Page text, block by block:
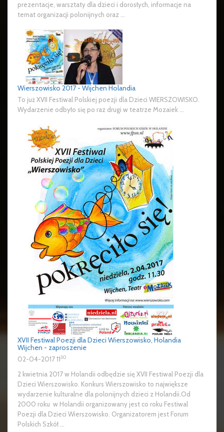
prezentacje, warsztaty dla dzieci i dorosłych, informacje na
temat organizacji polonijnych oraz ...
Wierszowisko 2017 - Wijchen Holandia
To już XVII Festiwal Polskiej poezji dla Dzieci WIERSZOWISKO.
Wydarzenie odbyło się po raz drugi w teatrze Mozaiek ...
XVII Festiwal Poezji dla Dzieci Wierszowisko, Holandia
Wijchen - zaproszenie
02-04-2017 1130
2 kwietnia 2017 w Holandii odbędzie się XVII Festiwal Poezji dla
Dzieci Wierszowisko. Konkurs Wierszowisko to największe
wydarzenie kulturalne dla polonijnych dzieci z Holandii.Od
2000 roku w Holandii organizowany jest co roku Festiwal
Poezji dla Dzieci Wierszowisko. Organizatorem jest Forum
Polskich Szkół ...